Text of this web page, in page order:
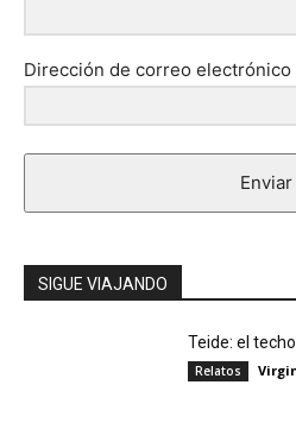
Dirección de correo electrónico
Enviar
SIGUE VIAJANDO
Teide: el
Relatos